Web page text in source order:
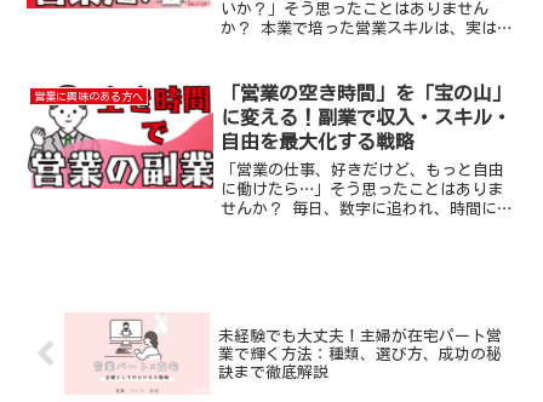
いか？」そう思ったことはありません
か？ 本業で培った営業スキルは、実は副
をもとに、「営業が副業で営業」という
働き方のメリット、注意...
営業に興味のある方へ
「営業の空き時間」を「宝の山」
に変える！副業で収入・スキル・
自由を最大化する戦略
「営業の仕事、好きだけど、もっと自由
に働けたら…」そう思ったことはありま
せんか？ 毎日、数字に追われ、時間に縛
未経験でも大丈夫！主婦が在宅パート営
業で輝く方法：種類、選び方、成功の秘
訣まで徹底解説